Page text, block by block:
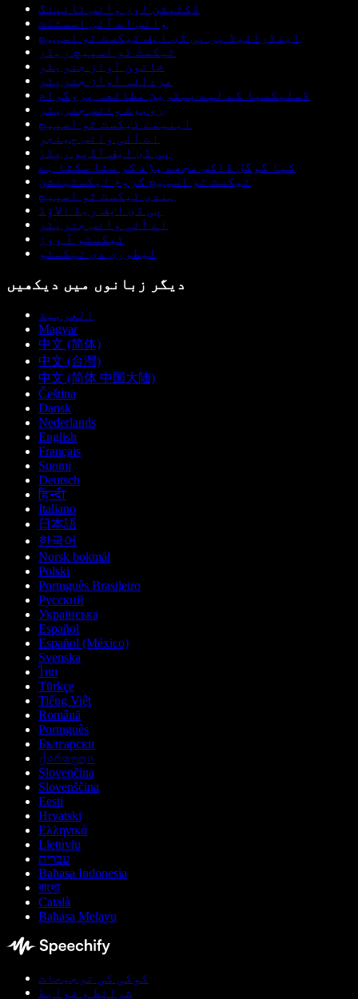
ڈکٹیشن اور وائس ٹائپنگ
وائس اے آئی اسسٹنٹ
اینڈرائیڈ پر پی ڈی ایف ٹیکسٹ ٹو اسپیچ
ٹیکسٹ ٹو اسپیچ ریڈر
خاتون آواز جنریٹر
مردانہ آواز جنریٹر
ڈسلیکسیا کے لیے بہترین مطالعہ پروگرام
روبوٹ وائس جنریٹر
اینیمے ٹیکسٹ ٹو اسپیچ
اے آئی وائس چینجر
پی ڈی ایف آڈیو ریڈر
کیا گوگل ڈاکس مجھے پڑھ کر سنا سکتا ہے
ٹیکسٹ ٹو اسپیچ کروم ایکسٹینشن
ہندی ٹیکسٹ ٹو اسپیچ
پی ڈی ایف ریڈ الاؤڈ
اے آئی وائس جنریٹر
ٹیکستو آ ووز
لیطوری دی ٹیکسٹو
دیگر زبانوں میں دیکھیں
العربية
Magyar
中文 (简体)
中文 (台灣)
中文 (简体 中国大陆)
Čeština
Dansk
Nederlands
English
Français
Suomi
Deutsch
हिन्दी
Italiano
日本語
한국어
Norsk bokmål
Polski
Português Brasileiro
Русский
Українська
Español
Español (México)
Svenska
ไทย
Türkçe
Tiếng Việt
Română
Português
Български
ქართული
Slovenčina
Slovenščina
Eesti
Hrvatski
Ελληνικά
Lietuvių
עברית
Bahasa Indonesia
বাংলা
Català
Bahasa Melayu
کوکی کی ترجیحات
شرائط و ضوابط